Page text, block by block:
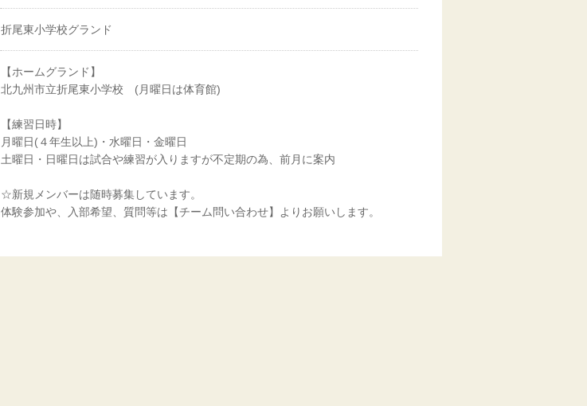
折尾東小学校グランド
【ホームグランド】
北九州市立折尾東小学校 (月曜日は体育館)
【練習日時】
月曜日(４年生以上)・水曜日・金曜日
土曜日・日曜日は試合や練習が入りますが不定期の為、前月に案内
☆新規メンバーは随時募集しています。
体験参加や、入部希望、質問等は【チーム問い合わせ】よりお願いします。